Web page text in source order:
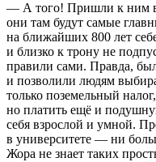
— А того! Пришли к ним в
они там будут самые
на ближайших 800 лет
и близко к трону не
правили сами. Правда,
и позволили людям
только поземельный
но платить ещё и
себя взрослой и умной.
в университете — ни
Жора не знает таких